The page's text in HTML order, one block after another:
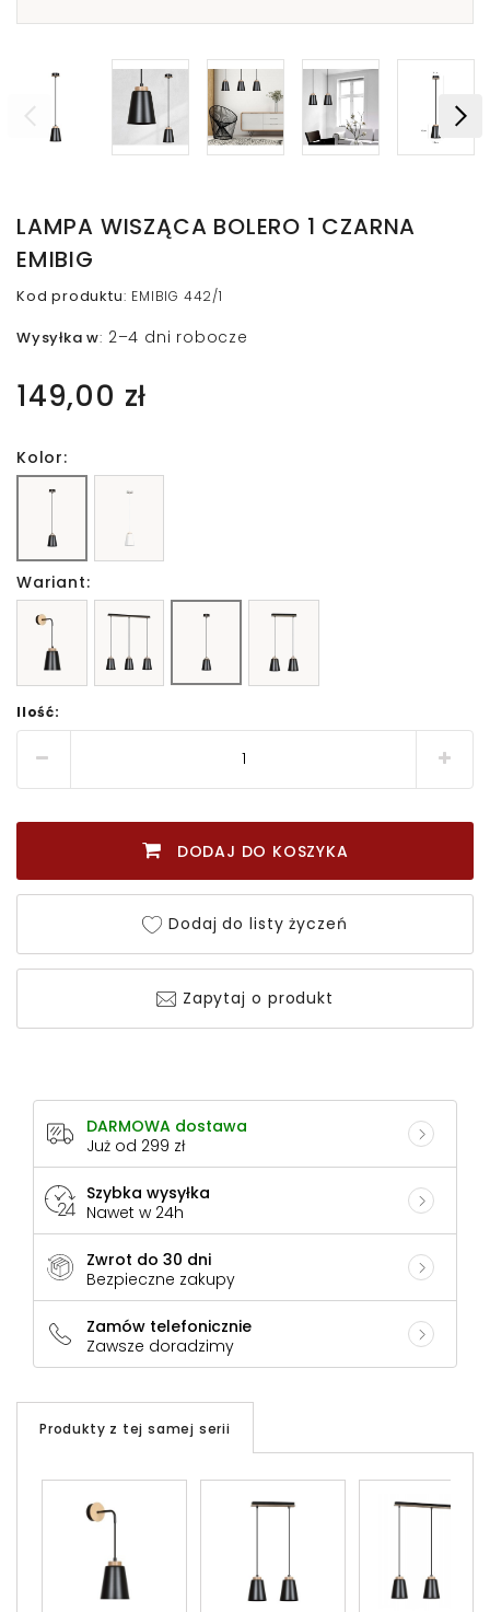
LAMPA WISZĄCA BOLERO 1 CZARNA
EMIBIG
Kod produktu: EMIBIG 442/1
Wysyłka w: 2–4 dni robocze
149,00 zł
Kolor:
Wariant:
Ilość:
DODAJ DO KOSZYKA
Dodaj do listy życzeń
Zapytaj o produkt
DARMOWA dostawa
Już od 299 zł
Szybka wysyłka
Nawet w 24h
Zwrot do 30 dni
Bezpieczne zakupy
Zamów telefonicznie
Zawsze doradzimy
Produkty z tej samej serii